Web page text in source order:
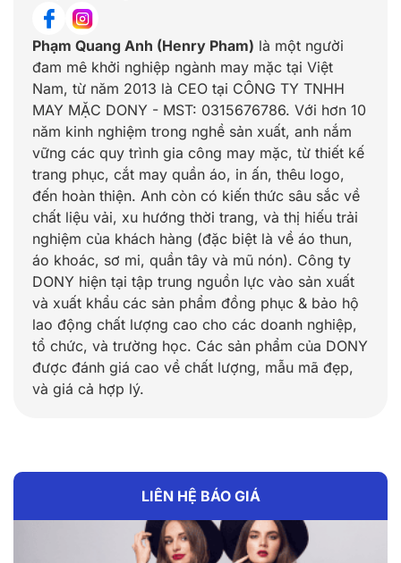
Phạm Quang Anh (Henry Pham) là một người
đam mê khởi nghiệp ngành may mặc tại Việt
Nam, từ năm 2013 là CEO tại CÔNG TY TNHH
MAY MẶC DONY - MST: 0315676786. Với hơn 10
năm kinh nghiệm trong nghề sản xuất, anh nắm
vững các quy trình gia công may mặc, từ thiết kế
trang phục, cắt may quần áo, in ấn, thêu logo,
đến hoàn thiện. Anh còn có kiến thức sâu sắc về
chất liệu vải, xu hướng thời trang, và thị hiếu trải
nghiệm của khách hàng (đặc biệt là về áo thun,
áo khoác, sơ mi, quần tây và mũ nón). Công ty
DONY hiện tại tập trung nguồn lực vào sản xuất
và xuất khẩu các sản phẩm đồng phục & bảo hộ
lao động chất lượng cao cho các doanh nghiệp,
tổ chức, và trường học. Các sản phẩm của DONY
được đánh giá cao về chất lượng, mẫu mã đẹp,
và giá cả hợp lý.
LIÊN HỆ BÁO GIÁ